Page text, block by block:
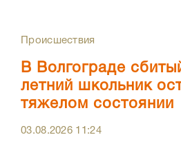
Происшествия
В Волгограде
летний школьник
тяжелом состоянии
03.08.2026 11:24